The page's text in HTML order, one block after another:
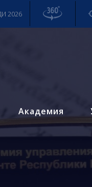
Академия
2026